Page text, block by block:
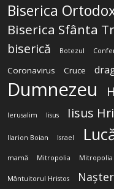
Biserica
Biserica Sfânta
biserică Botezul
Coronavirus
Cruce
Dumnezeu
Ierusalim Iisus Iisus
Ilarion Boian Israel
mamă Mitropolia Mitropolia
Mântuitorul Hristos